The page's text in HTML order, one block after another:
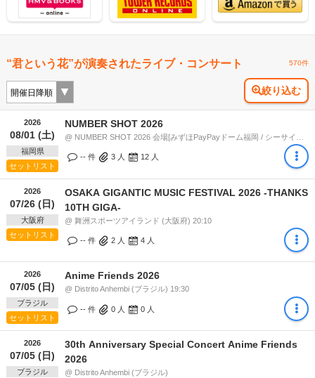
“君という花”が演奏されたライブ・コンサート 570件
絞り込む
2026
08/01 (土)
福岡県
セットリスト
NUMBER SHOT 2026
-- 件 3 人 12 人
2026
07/26 (日)
大阪府
セットリスト
OSAKA GIGANTIC MUSIC FESTIVAL 2026 -THANKS
10TH GIGA-
@ 舞洲スポーツアイランド (大阪府) 20:10
-- 件 2 人 4 人
2026
07/05 (日)
ブラジル
セットリスト
Anime Friends 2026
@ Distrito Anhembi (ブラジル) 19:30
-- 件 0 人 0 人
2026
07/05 (日)
ブラジル
30th Anniversary Special Concert Anime Friends
2026
@ Distrito Anhembi (ブラジル)